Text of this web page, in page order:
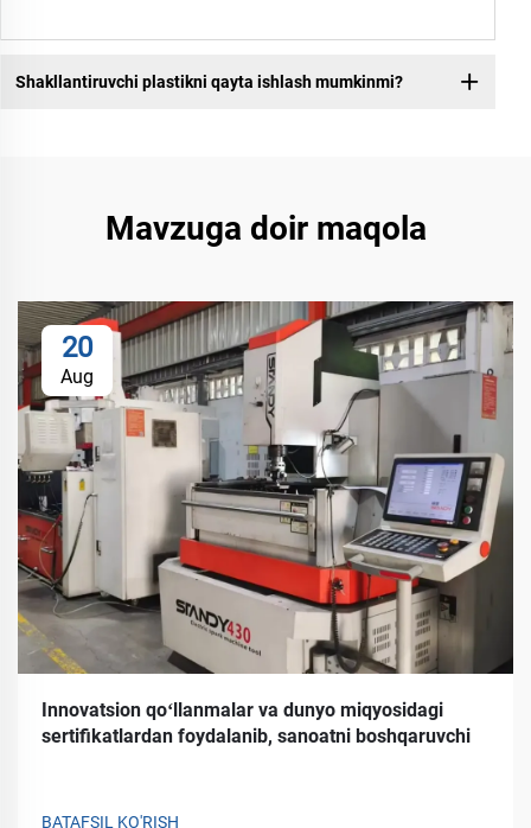
Shakllantiruvchi plastikni qayta ishlash mumkinmi?
Mavzuga doir maqola
20
Aug
Innovatsion qoʻllanmalar va dunyo miqyosidagi
sertifikatlardan foydalanib, sanoatni boshqaruvchi
BATAFSIL KO'RISH